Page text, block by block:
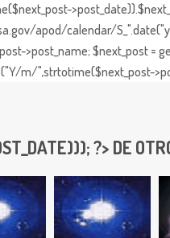
apod/calendar/
>post_name; $next_post
m/",strtotime($next_post-
?> DE